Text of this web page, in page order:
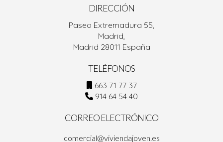
DIRECCIÓN
Paseo Extremadura 55,
Madrid,
Madrid 28011 España
TELÉFONOS
663 71 77 37
914 64 54 40
CORREO ELECTRÓNICO
comercial@viviendajoven.es